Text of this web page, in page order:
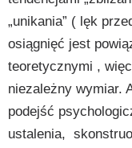
„unikania” ( lęk
osiągnięć jest
teoretycznymi ,
niezależny wymiar.
podejść
ustalenia,